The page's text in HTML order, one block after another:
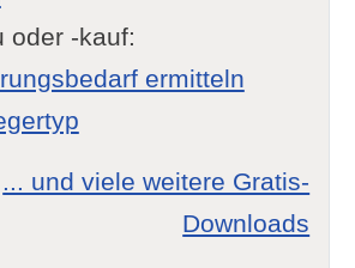
oder -kauf:
ermitteln
... und viele weitere Gratis-
Downloads